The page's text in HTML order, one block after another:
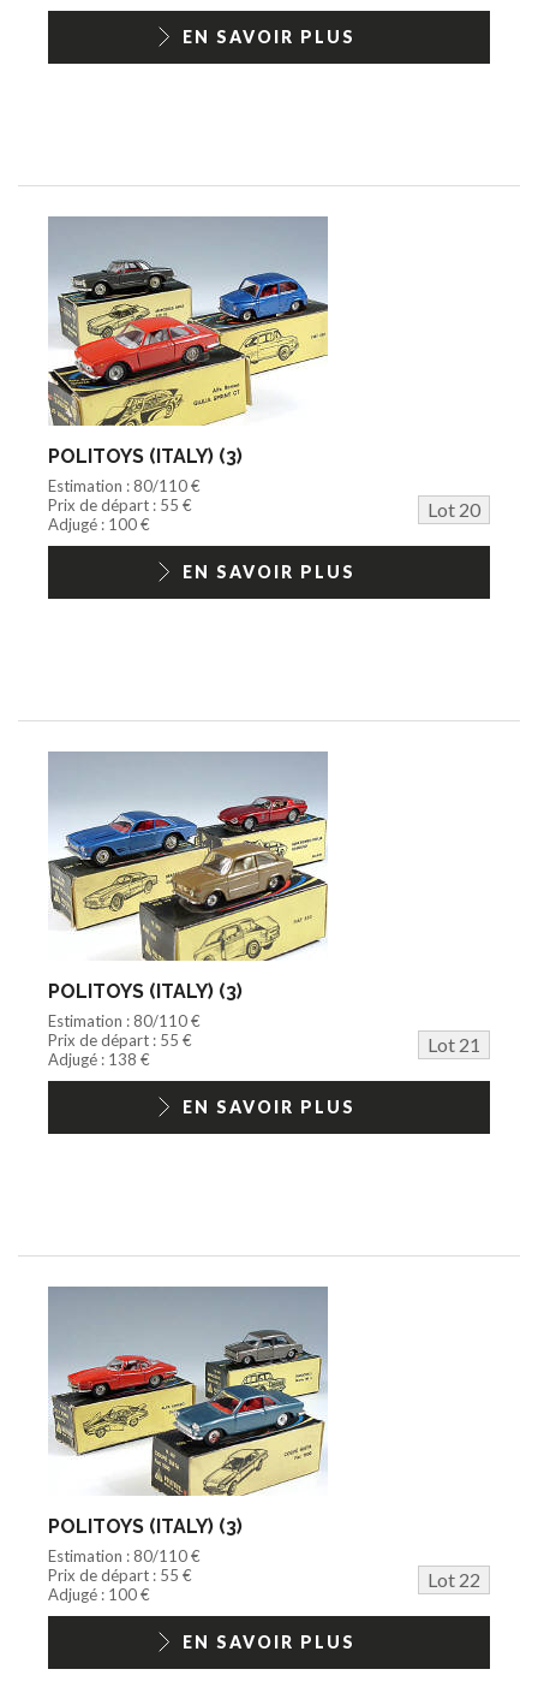
EN SAVOIR PLUS
POLITOYS (ITALY) (3)
Estimation : 80/110 €
Prix de départ : 55 €
Lot 20
Adjugé : 100 €
EN SAVOIR PLUS
POLITOYS (ITALY) (3)
Estimation : 80/110 €
Prix de départ : 55 €
Lot 21
Adjugé : 138 €
EN SAVOIR PLUS
POLITOYS (ITALY) (3)
Estimation : 80/110 €
Prix de départ : 55 €
Lot 22
Adjugé : 100 €
EN SAVOIR PLUS